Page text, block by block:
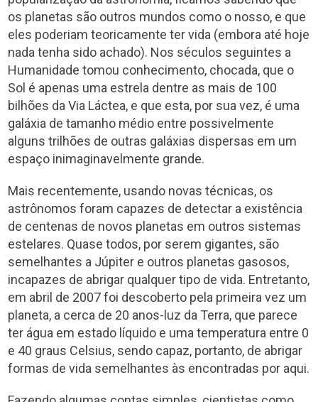
os planetas são outros mundos como o nosso, e que
eles poderiam teoricamente ter vida (embora até hoje
nada tenha sido achado). Nos séculos seguintes a
Humanidade tomou conhecimento, chocada, que o
Sol é apenas uma estrela dentre as mais de 100
bilhões da Via Láctea, e que esta, por sua vez, é uma
galáxia de tamanho médio entre possivelmente
alguns trilhões de outras galáxias dispersas em um
espaço inimaginavelmente grande.
Mais recentemente, usando novas técnicas, os
astrônomos foram capazes de detectar a existência
de centenas de novos planetas em outros sistemas
estelares. Quase todos, por serem gigantes, são
semelhantes a Júpiter e outros planetas gasosos,
incapazes de abrigar qualquer tipo de vida. Entretanto,
em abril de 2007 foi descoberto pela primeira vez um
planeta, a cerca de 20 anos-luz da Terra, que parece
ter água em estado líquido e uma temperatura entre 0
e 40 graus Celsius, sendo capaz, portanto, de abrigar
formas de vida semelhantes às encontradas por aqui.